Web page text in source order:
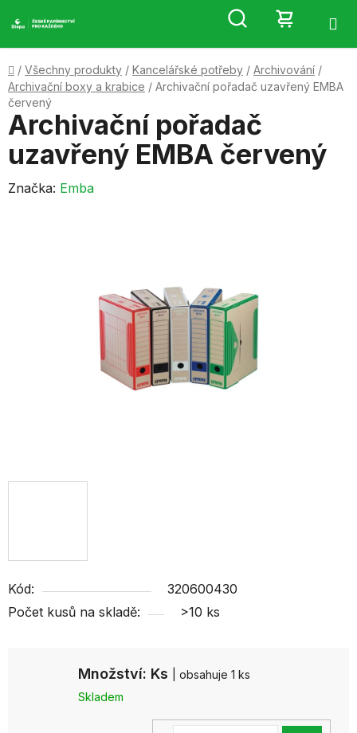
na
Hledat
KOŠÍK
Domů
/ Všechny produkty / Kancelářské potřeby / Archivování /
Archivační boxy a krabice / Archivační pořadač uzavřený EMBA
červený
Množství: Ks
| obsahuje 1 ks
Skladem
Kód:
320600430
Počet kusů na skladě:
>10 ks
Archivační pořadač
uzavřený EMBA červený
Značka: Emba